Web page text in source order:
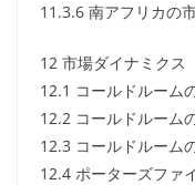
11.3.6 南アフリカの
12 市場ダイナミクス
12.1 コールドルーム
12.2 コールドルーム
12.3 コールドルーム
12.4 ポーターズファ